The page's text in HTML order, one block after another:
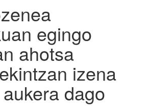
egingo
ahotsa
izena
dago